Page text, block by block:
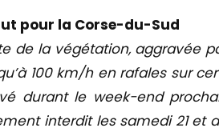
pour la Corse-du-Sud
de la végétation, aggravée
100 km/h en rafales sur
durant le week-end
interdit les samedi 21 et